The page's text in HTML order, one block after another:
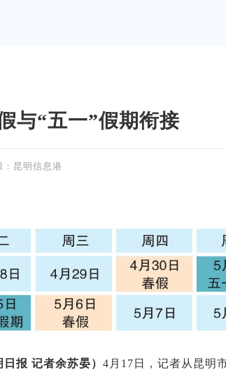
与“五一”假期衔接
：昆明信息港
日报 记者余苏晏） 4月17日，记者从昆明